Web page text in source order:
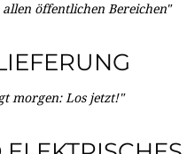
öffentlichen Bereichen"
morgen: Los jetzt!"